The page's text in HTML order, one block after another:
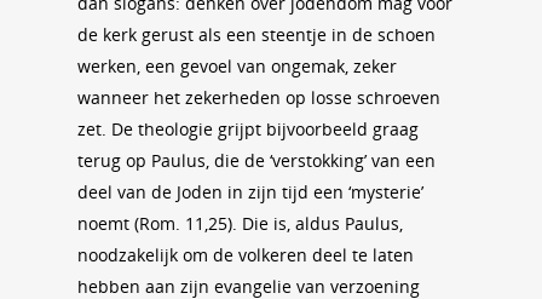
de kerk gerust als een steentje in de schoen
werken, een gevoel van ongemak, zeker
wanneer het zekerheden op losse schroeven
zet. De theologie grijpt bijvoorbeeld graag
terug op Paulus, die de ‘verstokking’ van een
deel van de Joden in zijn tijd een ‘mysterie’
noemt (Rom. 11,25). Die is, aldus Paulus,
noodzakelijk om de volkeren deel te laten
hebben aan zijn evangelie van verzoening